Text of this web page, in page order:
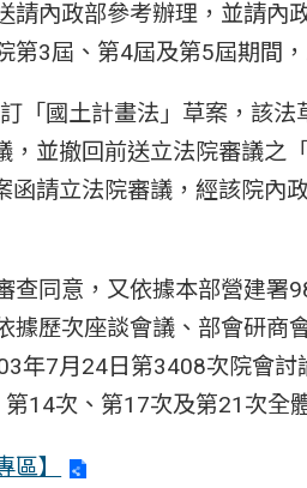
請內政部參考辦理，並請
3屆、第4屆及第5屆期間
「國土計畫法」草案，該
，並撤回前送立法院審議
請立法院審議，經該院
查同意，又依據本部營建
據歷次座談會議、部會研
年7月24日第3408次院會
14次、第17次及第21次全
】